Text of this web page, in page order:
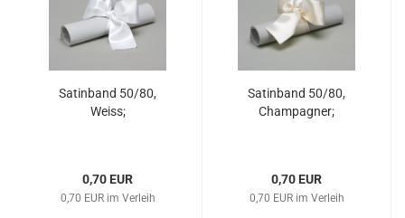
Satinband 50/80,
Weiss;
0,70 EUR
0,70 EUR im Verleih
Satinband 50/80,
Champagner;
0,70 EUR
0,70 EUR im Verleih